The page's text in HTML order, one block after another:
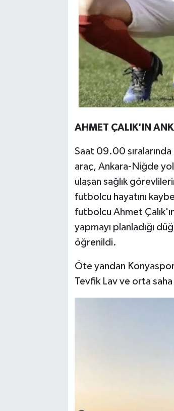
AHMET ÇALIK'IN
Saat 09.00 sıralarında
araç, Ankara-Niğde
ulaşan sağlık
futbolcu hayatını
futbolcu Ahmet
yapmayı planladığı
öğrenildi.
Öte yandan
Tevfik Lav ve orta